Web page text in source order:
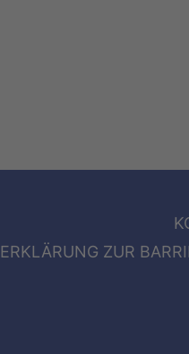
ERKLÄRUNG ZUR